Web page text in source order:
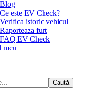
Blog
Ce este EV Check?
Verifica istoric vehicul
Raporteaza furt
FAQ EV Check
meu
Caută